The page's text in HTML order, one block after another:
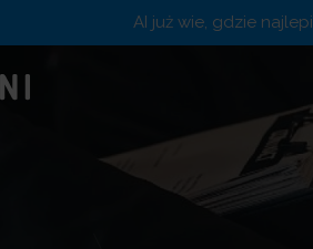
AI już wie, gdzie